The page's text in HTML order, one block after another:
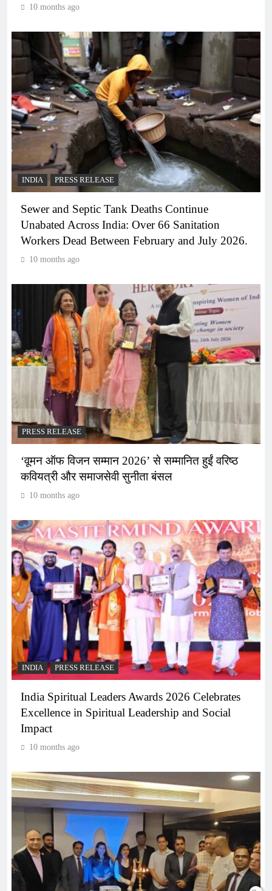
10 months ago
INDIA PRESS RELEASE
Sewer and Septic Tank Deaths Continue
Unabated Across India: Over 66 Sanitation
Workers Dead Between February and July 2026.
10 months ago
PRESS RELEASE
‘वूमन ऑफ विजन सम्मान 2026’ से सम्मानित हुईं वरिष्ठ
कवियत्री और समाजसेवी सुनीता बंसल
10 months ago
INDIA PRESS RELEASE
India Spiritual Leaders Awards 2026 Celebrates
Excellence in Spiritual Leadership and Social
Impact
10 months ago